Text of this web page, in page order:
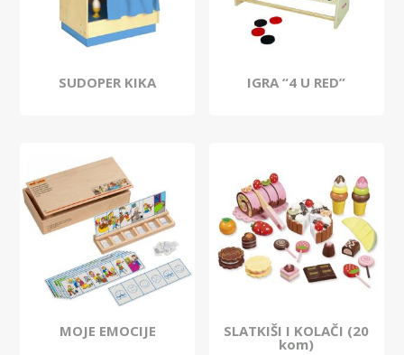
SUDOPER KIKA IGRA “4 U RED”
MOJE EMOCIJE SLATKIŠI I KOLAČI (20
kom)